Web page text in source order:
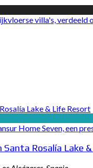
villa's, verdeeld
Home Seven, een
Santa Rosalía Lake